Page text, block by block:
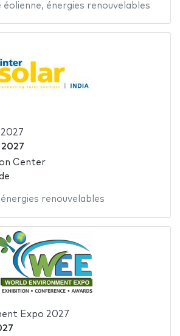
éolienne, énergies renouvelables
2027
Center
énergies renouvelables
Expo 2027